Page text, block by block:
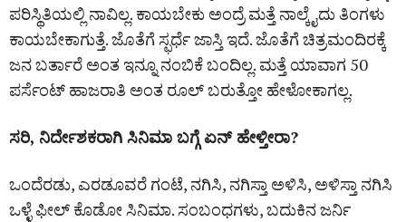
ಪರಿಸ್ಥಿತಿಯಲ್ಲಿ ನಾವಿಲ್ಲ. ಕಾಯಬೇಕು ಅಂದ್ರೆ ಮತ್ತೆ ನಾಲ್ಕೈದು ತಿಂಗಳು
ಕಾಯಬೇಕಾಗುತ್ತೆ. ಜೊತೆಗೆ ಸ್ಫರ್ಧೆ ಜಾಸ್ತಿ ಇದೆ. ಜೊತೆಗೆ ಚಿತ್ರಮಂದಿರಕ್ಕೆ
ಜನ ಬರ್ತಾರೆ ಅಂತ ಇನ್ನೂ ನಂಬಿಕೆ ಬಂದಿಲ್ಲ. ಮತ್ತೆ ಯಾವಾಗ 50
ಪರ್ಸೆಂಟ್ ಹಾಜರಾತಿ ಅಂತ ರೂಲ್ ಬರುತ್ತೋ ಹೇಳೋಕಾಗಲ್ಲ.
ಸರಿ, ನಿರ್ದೇಶಕರಾಗಿ ಸಿನಿಮಾ ಬಗ್ಗೆ ಏನ್ ಹೇಳ್ತೀರಾ?
ಒಂದೆರಡು, ಎರಡೂವರೆ ಗಂಟೆ, ನಗಿಸಿ, ನಗಿಸ್ತಾ ಅಳಿಸಿ, ಅಳಿಸ್ತಾ ನಗಿಸಿ
ಒಳ್ಳೆ ಫೀಲ್ ಕೊಡೋ ಸಿನಿಮಾ. ಸಂಬಂಧಗಳು, ಬದುಕಿನ ಜರ್ನಿ